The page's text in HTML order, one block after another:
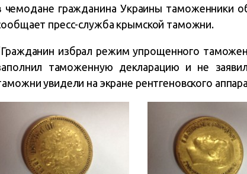
чемодане гражданина Украины таможенники
пресс-служба крымской таможни.
избрал режим упрощенного
таможенную декларацию и не
увидели на экране рентгеновского